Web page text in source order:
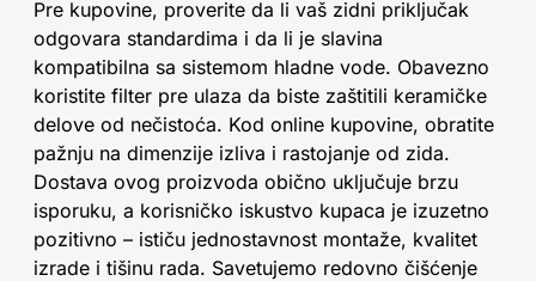
Pre kupovine, proverite da li vaš zidni priključak
odgovara standardima i da li je slavina
kompatibilna sa sistemom hladne vode. Obavezno
koristite filter pre ulaza da biste zaštitili keramičke
delove od nečistoća. Kod online kupovine, obratite
pažnju na dimenzije izliva i rastojanje od zida.
Dostava ovog proizvoda obično uključuje brzu
isporuku, a korisničko iskustvo kupaca je izuzetno
pozitivno – ističu jednostavnost montaže, kvalitet
izrade i tišinu rada. Savetujemo redovno čišćenje